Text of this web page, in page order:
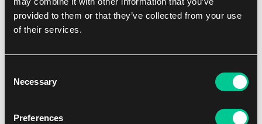
provided to them or that they’ve collected from your use
of their services.
Selection
Necessary
Preferences
do ticha, vyvolaného její zděšenou odmlkou, se vynořil
nový zvuk.
Kaya se otočila a uviděla detektiva Profta, jak vystupuje ze
stínu, který ho tak dlouho nemohl zakrýt, a pomalu a